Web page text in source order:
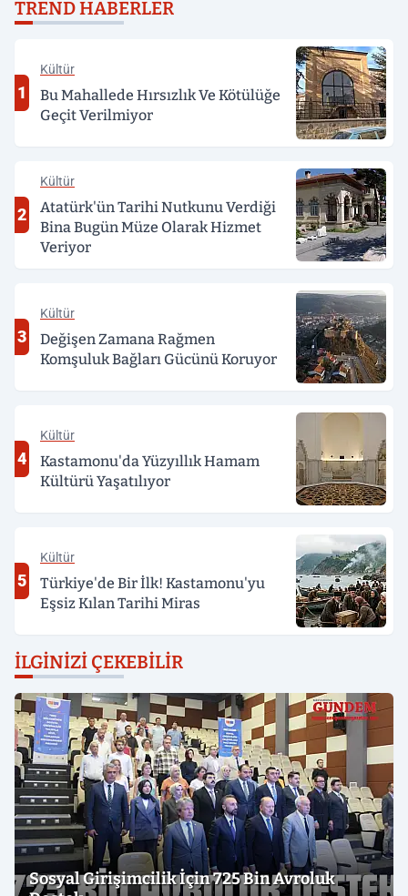
TREND HABERLER
1
Kültür
Bu Mahallede Hırsızlık Ve Kötülüğe
Geçit Verilmiyor
2
Kültür
Atatürk'ün Tarihi Nutkunu Verdiği
Bina Bugün Müze Olarak Hizmet
Veriyor
3
Kültür
Değişen Zamana Rağmen
Komşuluk Bağları Gücünü Koruyor
4
Kültür
Kastamonu'da Yüzyıllık Hamam
Kültürü Yaşatılıyor
5
Kültür
Türkiye'de Bir İlk! Kastamonu'yu
Eşsiz Kılan Tarihi Miras
İLGINIZI ÇEKEBILIR
Sosyal Girişimcilik İçin 725 Bin Avroluk